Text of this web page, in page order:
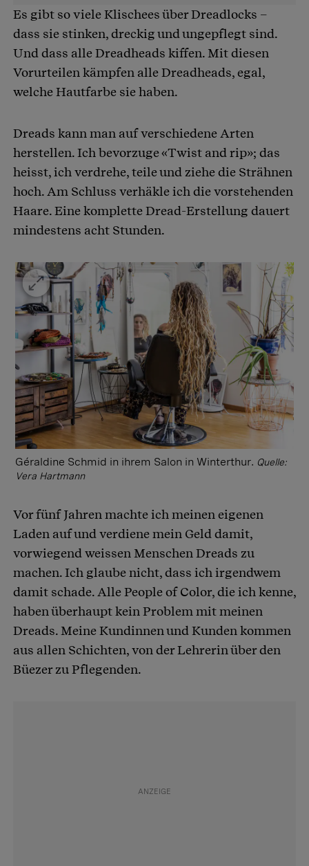
Es gibt so viele Klischees über Dreadlocks –
dass sie stinken, dreckig und ungepflegt sind.
Und dass alle Dreadheads kiffen. Mit diesen
Vorurteilen kämpfen alle Dreadheads, egal,
welche Hautfarbe sie haben.
Dreads kann man auf verschiedene Arten
herstellen. Ich bevorzuge «Twist and rip»; das
heisst, ich verdrehe, teile und ziehe die Strähnen
hoch. Am Schluss verhäkle ich die vorstehenden
Haare. Eine komplette Dread-Erstellung dauert
mindestens acht Stunden.
Géraldine Schmid in ihrem Salon in Winterthur. Quelle:
Vera Hartmann
Vor fünf Jahren machte ich meinen eigenen
Laden auf und verdiene mein Geld damit,
vorwiegend weissen Menschen Dreads zu
machen. Ich glaube nicht, dass ich irgendwem
damit schade. Alle People of Color, die ich kenne,
haben überhaupt kein Problem mit meinen
Dreads. Meine Kundinnen und Kunden kommen
aus allen Schichten, von der Lehrerin über den
Büezer zu Pflegenden.